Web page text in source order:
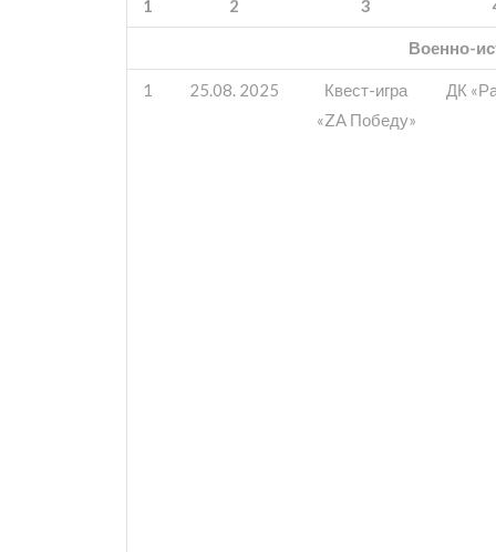
1 2 3
Военно-
1 25.08. 2025
Квест-игра
«ZA Победу»
ДК